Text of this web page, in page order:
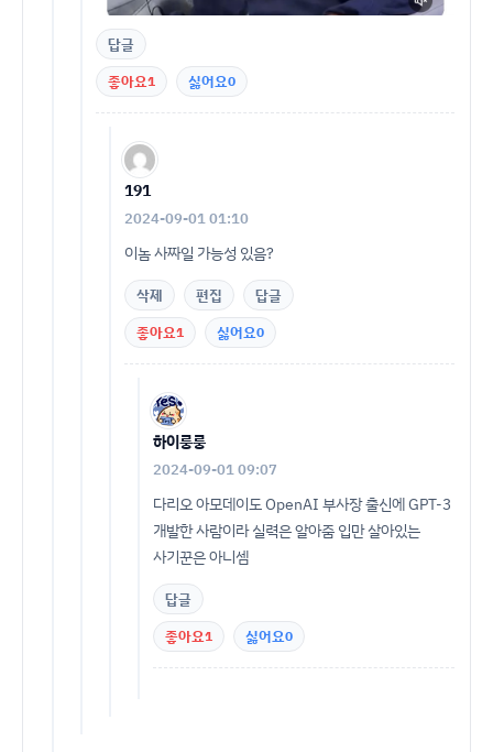
답글
좋아요1 싫어요0
191
2024-09-01 01:10
이놈 사짜일 가능성 있음?
삭제 편집
답글
좋아요1 싫어요0
하이룽룽
2024-09-01 09:07
다리오 아모데이도 OpenAI 부사장 출신에 GPT-3
개발한 사람이라 실력은 알아줌 입만 살아있는
사기꾼은 아니셈
답글
좋아요1 싫어요0